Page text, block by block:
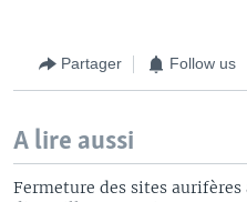
Partager Follow us
A lire aussi
Fermeture des sites